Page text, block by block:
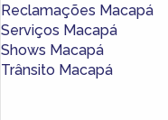
Reclamações Macapá
Serviços Macapá
Shows Macapá
Trânsito Macapá